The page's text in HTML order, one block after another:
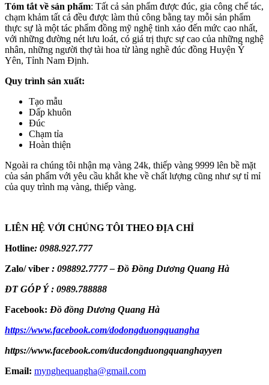
Tóm tắt về sản phẩm: Tất cả sản phẩm được đúc, gia công chế tác,
chạm khảm tất cả đều được làm thủ công bằng tay mỗi sản phẩm
thực sự là một tác phẩm đồng mỹ nghệ tinh xảo đến mức cao nhất,
với những đường nét lưu loát, có giá trị thực sự cao của những nghệ
nhân, những người thợ tài hoa từ làng nghề đúc đồng Huyện Ý
Yên, Tỉnh Nam Định.
Quy trình sản xuất:
Tạo mẫu
Dấp khuôn
Đúc
Chạm tỉa
Hoàn thiện
Ngoài ra chúng tôi nhận mạ vàng 24k, thiếp vàng 9999 lên bề mặt
của sản phẩm với yêu cầu khắt khe về chất lượng cũng như sự tỉ mỉ
của quy trình mạ vàng, thiếp vàng.
LIÊN HỆ VỚI CHÚNG TÔI THEO ĐỊA CHỈ
Hotline: 0988.927.777
Zalo/ viber : 098892.7777 – Đồ Đồng Dương Quang Hà
ĐT GÓP Ý : 0989.788888
Facebook: Đồ đồng Dương Quang Hà
https://www.facebook.com/dodongduongquangha
https://www.facebook.com/ducdongduongquanghayyen
Email: mynghequangha@gmail.com